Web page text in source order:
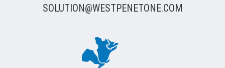
SOLUTION@WESTPENETONE.COM